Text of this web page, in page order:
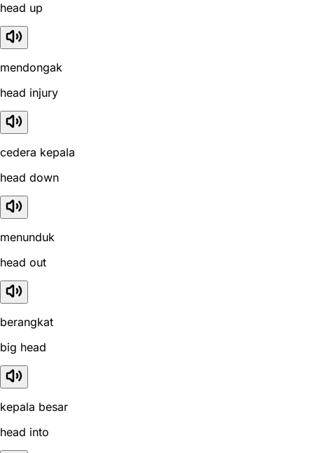
head up
mendongak
head injury
cedera kepala
head down
menunduk
head out
berangkat
big head
kepala besar
head into